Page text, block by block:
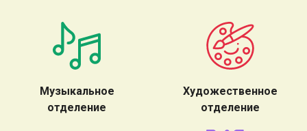
Музыкальное
отделение
Художественное
отделение